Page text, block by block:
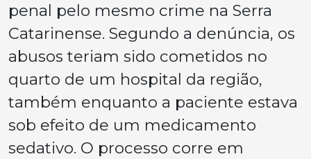
penal pelo mesmo crime na Serra
Catarinense. Segundo a denúncia, os
abusos teriam sido cometidos no
quarto de um hospital da região,
também enquanto a paciente estava
sob efeito de um medicamento
sedativo. O processo corre em